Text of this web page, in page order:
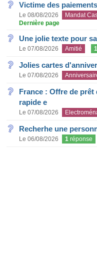
Victime des
Le 08/08/2026 Mandat
Dernière page
Une jolie texte pour
Le 07/08/2026 Amitié
Jolies cartes
Le 07/08/2026
France : Offre de
rapide e
Le 07/08/2026
Recherhe une
Le 06/08/2026 1 réponse